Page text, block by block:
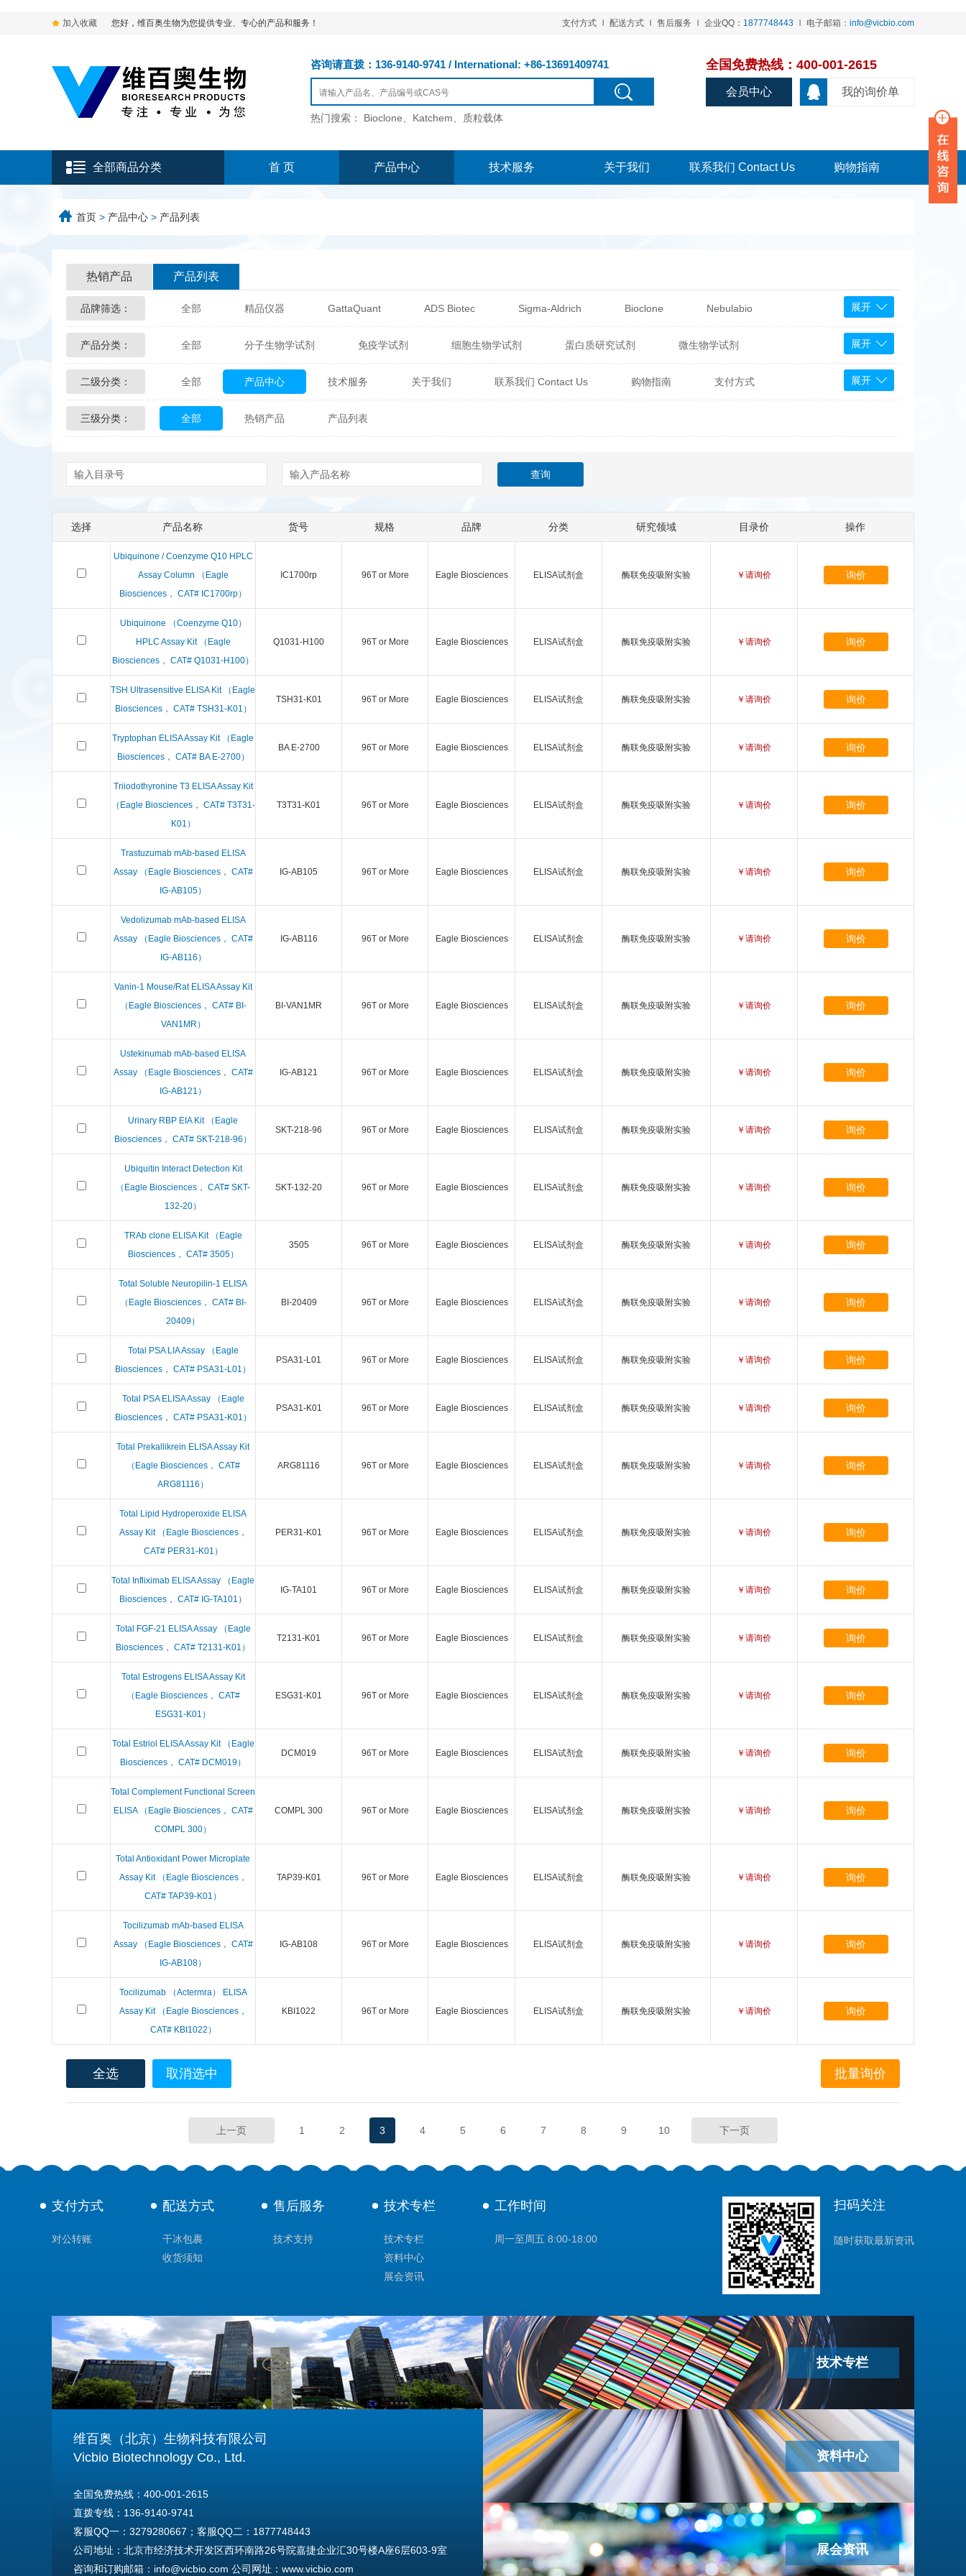
加入收藏 您好，维百奥生物为您提供专业、专心的产品和服务！ 支付方式 配送方式 售后服务 企业QQ： 1877748443 电子邮箱： info@vicbio.com
咨询请直拨：136-9140-9741 / International: +86-13691409741
热门搜索： Bioclone、Katchem、质粒载体
全国免费热线：400-001-2615
我的询价单
会员中心
全部商品分类 首 页 产品中心 技术服务 关于我们 联系我们 Contact Us 购物指南
首页 > 产品中心 > 产品列表
热销产品 产品列表
品牌筛选： 全部 精品仪器 GattaQuant ADS Biotec Sigma-Aldrich Bioclone Nebulabio
Glycon Biochem Sterlitech 热销产品 辰辉创聚生物® (Nebulabio) BPS Bioscience
Echelon Biosciences Verichem Laboratories Vicbio Biotech Click Chemistry Tools Bioassay Systems
Affinity Biologicals Kingfisher Biotech
Berry & Associates Hybrid Plastics Milenia Biotec Sunrise Science
LGC Maine Standards Biolife Solutions Pall Omicron Biochemicals 康为世纪
Abbexa AbD Serotec Abnova Active Motif
展开
产品分类： 全部 分子生物学试剂 免疫学试剂 细胞生物学试剂 蛋白质研究试剂 微生物学试剂
化学及生物化学试剂 材料学试剂 仪器及设备 耗材及常用物品 其他产品
展开
二级分类： 全部 产品中心 技术服务 关于我们 联系我们 Contact Us 购物指南 支付方式
配送方式 售后服务 技术专栏
展开
三级分类： 全部 热销产品 产品列表
选择 产品名称 货号 规格 品牌 分类 研究领域 目录价 操作
Ubiquinone / Coenzyme Q10 HPLC
Assay Column （Eagle
Biosciences， CAT# IC1700rp）
IC1700rp 96T or More Eagle Biosciences ELISA试剂盒 酶联免疫吸附实验 ￥请询价 询价
Ubiquinone （Coenzyme Q10）
HPLC Assay Kit （Eagle
Biosciences， CAT# Q1031-H100）
Q1031-H100 96T or More Eagle Biosciences ELISA试剂盒 酶联免疫吸附实验 ￥请询价 询价
TSH Ultrasensitive ELISA Kit （Eagle
Biosciences， CAT# TSH31-K01）
TSH31-K01 96T or More Eagle Biosciences ELISA试剂盒 酶联免疫吸附实验 ￥请询价 询价
Tryptophan ELISA Assay Kit （Eagle
Biosciences， CAT# BA E-2700）
BA E-2700 96T or More Eagle Biosciences ELISA试剂盒 酶联免疫吸附实验 ￥请询价 询价
Triiodothyronine T3 ELISA Assay Kit
（Eagle Biosciences， CAT# T3T31-
K01）
T3T31-K01 96T or More Eagle Biosciences ELISA试剂盒 酶联免疫吸附实验 ￥请询价 询价
Trastuzumab mAb-based ELISA
Assay （Eagle Biosciences， CAT#
IG-AB105）
IG-AB105 96T or More Eagle Biosciences ELISA试剂盒 酶联免疫吸附实验 ￥请询价 询价
Vedolizumab mAb-based ELISA
Assay （Eagle Biosciences， CAT#
IG-AB116）
IG-AB116 96T or More Eagle Biosciences ELISA试剂盒 酶联免疫吸附实验 ￥请询价 询价
Vanin-1 Mouse/Rat ELISA Assay Kit
（Eagle Biosciences， CAT# BI-
VAN1MR）
BI-VAN1MR 96T or More Eagle Biosciences ELISA试剂盒 酶联免疫吸附实验 ￥请询价 询价
Ustekinumab mAb-based ELISA
Assay （Eagle Biosciences， CAT#
IG-AB121）
IG-AB121 96T or More Eagle Biosciences ELISA试剂盒 酶联免疫吸附实验 ￥请询价 询价
Urinary RBP EIA Kit （Eagle
Biosciences， CAT# SKT-218-96）
SKT-218-96 96T or More Eagle Biosciences ELISA试剂盒 酶联免疫吸附实验 ￥请询价 询价
Ubiquitin Interact Detection Kit
（Eagle Biosciences， CAT# SKT-
132-20）
SKT-132-20 96T or More Eagle Biosciences ELISA试剂盒 酶联免疫吸附实验 ￥请询价 询价
TRAb clone ELISA Kit （Eagle
Biosciences， CAT# 3505）
3505 96T or More Eagle Biosciences ELISA试剂盒 酶联免疫吸附实验 ￥请询价 询价
Total Soluble Neuropilin-1 ELISA
（Eagle Biosciences， CAT# BI-
20409）
BI-20409 96T or More Eagle Biosciences ELISA试剂盒 酶联免疫吸附实验 ￥请询价 询价
Total PSA LIA Assay （Eagle
Biosciences， CAT# PSA31-L01）
PSA31-L01 96T or More Eagle Biosciences ELISA试剂盒 酶联免疫吸附实验 ￥请询价 询价
Total PSA ELISA Assay （Eagle
Biosciences， CAT# PSA31-K01）
PSA31-K01 96T or More Eagle Biosciences ELISA试剂盒 酶联免疫吸附实验 ￥请询价 询价
Total Prekallikrein ELISA Assay Kit
（Eagle Biosciences， CAT#
ARG81116）
ARG81116 96T or More Eagle Biosciences ELISA试剂盒 酶联免疫吸附实验 ￥请询价 询价
Total Lipid Hydroperoxide ELISA
Assay Kit （Eagle Biosciences，
CAT# PER31-K01）
PER31-K01 96T or More Eagle Biosciences ELISA试剂盒 酶联免疫吸附实验 ￥请询价 询价
Total Infliximab ELISA Assay （Eagle
Biosciences， CAT# IG-TA101）
IG-TA101 96T or More Eagle Biosciences ELISA试剂盒 酶联免疫吸附实验 ￥请询价 询价
Total FGF-21 ELISA Assay （Eagle
Biosciences， CAT# T2131-K01）
T2131-K01 96T or More Eagle Biosciences ELISA试剂盒 酶联免疫吸附实验 ￥请询价 询价
Total Estrogens ELISA Assay Kit
（Eagle Biosciences， CAT#
ESG31-K01）
ESG31-K01 96T or More Eagle Biosciences ELISA试剂盒 酶联免疫吸附实验 ￥请询价 询价
Total Estriol ELISA Assay Kit （Eagle
Biosciences， CAT# DCM019）
DCM019 96T or More Eagle Biosciences ELISA试剂盒 酶联免疫吸附实验 ￥请询价 询价
Total Complement Functional Screen
ELISA （Eagle Biosciences， CAT#
COMPL 300）
COMPL 300 96T or More Eagle Biosciences ELISA试剂盒 酶联免疫吸附实验 ￥请询价 询价
Total Antioxidant Power Microplate
Assay Kit （Eagle Biosciences，
CAT# TAP39-K01）
TAP39-K01 96T or More Eagle Biosciences ELISA试剂盒 酶联免疫吸附实验 ￥请询价 询价
Tocilizumab mAb-based ELISA
Assay （Eagle Biosciences， CAT#
IG-AB108）
IG-AB108 96T or More Eagle Biosciences ELISA试剂盒 酶联免疫吸附实验 ￥请询价 询价
Tocilizumab （Actermra） ELISA
Assay Kit （Eagle Biosciences，
CAT# KBI1022）
KBI1022 96T or More Eagle Biosciences ELISA试剂盒 酶联免疫吸附实验 ￥请询价 询价
全选 取消选中
上一页 1 2 3 4 5 6 7 8 9 10 下一页
支付方式
对公转账
配送方式
干冰包裹
收货须知
售后服务
技术支持
技术专栏
技术专栏
资料中心
展会资讯
工作时间
周一至周五 8:00-18:00
扫码关注
随时获取最新资讯
维百奥（北京）生物科技有限公司
Vicbio Biotechnology Co., Ltd.
全国免费热线：400-001-2615
直拨专线：136-9140-9741
客服QQ一：3279280667；客服QQ二：1877748443
公司地址：北京市经济技术开发区西环南路26号院嘉捷企业汇30号楼A座6层603-9室
咨询和订购邮箱：info@vicbio.com 公司网址：www.vicbio.com
技术专栏
资料中心
展会资讯